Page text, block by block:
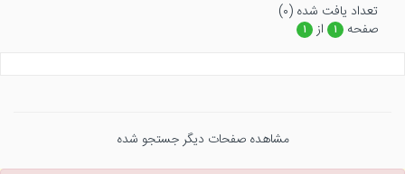
تعداد يافت شده (۰)
صفحه
۱ از ۱
مشاهده صفحات دیگر جستجو شده